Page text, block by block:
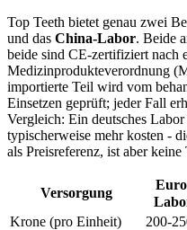
Top Teeth bietet genau zwei
und das China-Labor. Beide
beide sind CE-zertifiziert nach
Medizinprodukteverordnung
importierte Teil wird vom
Einsetzen geprüft; jeder Fall
Vergleich: Ein deutsches
typischerweise mehr kosten -
als Preisreferenz, ist aber
Versorgung
Krone (pro Einheit)
200-